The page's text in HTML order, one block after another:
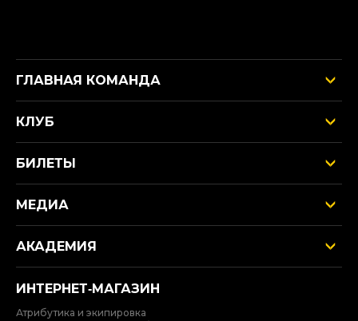
ГЛАВНАЯ КОМАНДА
КЛУБ
БИЛЕТЫ
МЕДИА
АКАДЕМИЯ
ИНТЕРНЕТ‑МАГАЗИН
Атрибутика и экипировка